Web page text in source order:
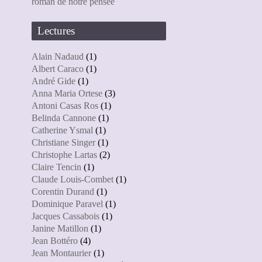
Lectures
Alain Nadaud (1)
Albert Caraco(1)
André Gide(1)
Anna Maria Ortese(3)
Antoni Casas Ros(1)
Belinda Cannone(1)
Catherine Ysmal (1)
Christiane Singer(1)
Christophe Lartas(2)
Claire Tencin (1)
Claude Louis-Combet(1)
Corentin Durand (1)
Dominique Paravel (1)
Jacques Cassabois(1)
Janine Matillon (1)
Jean Bottéro(4)
Jean Montaurier(1)